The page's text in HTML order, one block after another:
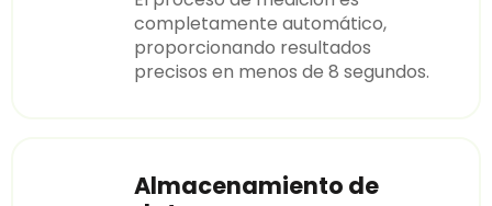
completamente automático,
proporcionando resultados
precisos en menos de 8 segundos.
Almacenamiento de